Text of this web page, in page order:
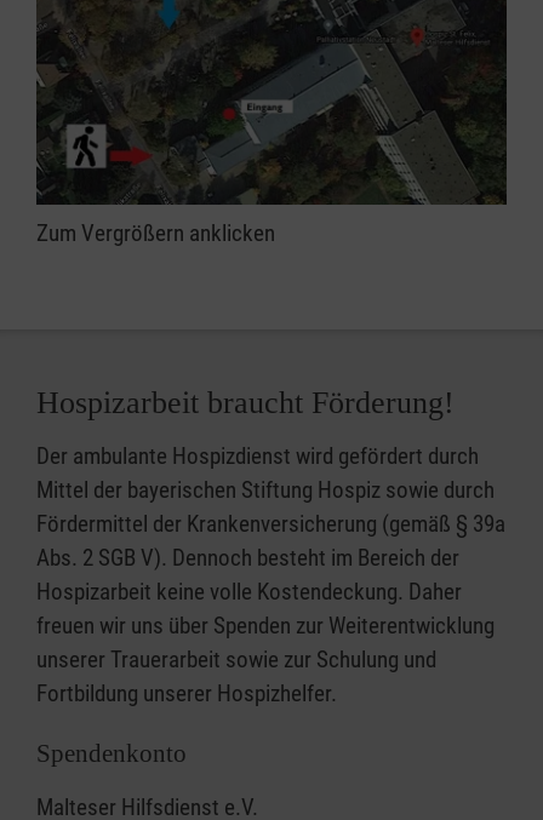
Zum Vergrößern anklicken
Hospizarbeit braucht Förderung!
Der ambulante Hospizdienst wird gefördert durch
Mittel der bayerischen Stiftung Hospiz sowie durch
Fördermittel der Krankenversicherung (gemäß § 39a
Abs. 2 SGB V). Dennoch besteht im Bereich der
Hospizarbeit keine volle Kostendeckung. Daher
freuen wir uns über Spenden zur Weiterentwicklung
unserer Trauerarbeit sowie zur Schulung und
Fortbildung unserer Hospizhelfer.
Spendenkonto
Malteser Hilfsdienst e.V.